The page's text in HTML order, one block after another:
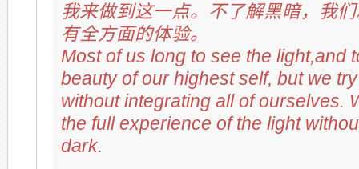
我来做到这一点。不了解黑暗，我
有全方面的体验。
Most of us long to see the light,and
beauty of our highest self, but we
without integrating all of ourselves.
the full experience of the light
dark.